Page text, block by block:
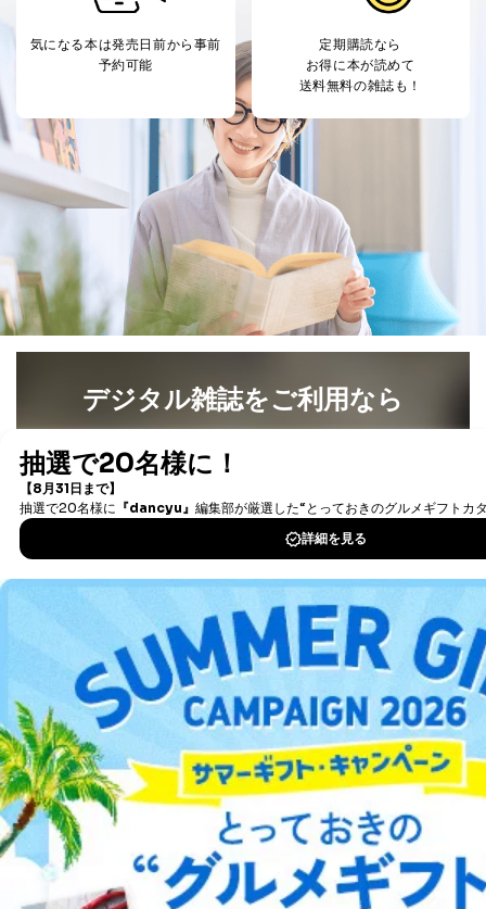
だ企業に、業務の一部として個人情報の取扱いを委
供先企業に個人情報を開示することがあります。
委託・提供先企業は具体的には以下のような企業です
が、これらに限りません。
委託先：カスタマーサポート支援会社 、クレジッ
トカード決済などの決済代行・料金回収会社、広
告配信サービス会社
提供先：出版社、出版物発売元、卸売会社、販売
店など商品の供給者、梱包会社、配送会社、新聞
販売店などの梱包・配送・配達会社
４．開示対象個人情報の「開示」「訂正」等の請求につ
いて
当社は、本人から、開示対象個人情報について利用目的
の通知を求められた場合には、遅滞なくこれに応じま
は、本人に遅滞無くその旨を通知するとともに、理由を
①利用目的を本人に通知し、又は公表することによって
本人又は第三者の生命、身体、財産その他の権利利益を
害するおそれがある場合
②利用目的を本人に通知し、又は公表することによって
当該事業者の権利又は正当な利益を害するおそれがある
場合
③国の機関又は地方公共団体が法令の定める事務を遂行
用目的を本人に通知し、又は公表することによって当該
事務の遂行に支障を及ぼすおそれがあるとき
④開示対象個人情報の利用目的が明らかな場合
開示対象個人情報については、保有個人データの本人ま
たはその代理人からの利用目的の通知、開示、変更等
（内容の訂正、追加または削除）、利用停止等（「利用
の停止または消去」「第三者への提供の停止」）の求め
に対応させていただいております。 当社顧客の皆様の
個人情報は「マイページ」にログインしていただくこと
で、訂正、追加、変更を行っていただくことが出来ま
す。マイページをご利用いただけない方、その他の方に
つきましては、下記Aをご覧ください。 また、ご登録い
ただいた個人情報のうち、市町村などの名称および郵便
気になる本は発売日前から事前
予約可能
定期購読なら
お得に本が読めて
送料無料の雑誌も！
デジタル雑誌をご利用なら
書籍）が無料で読み放題！
DOWNLOAD FOR IOS
DOWNLOAD FOR ANDROID
ご利用方法はこちら
総合案内
アフィリエイト 採用情報
プレスリリース お問い合わせ